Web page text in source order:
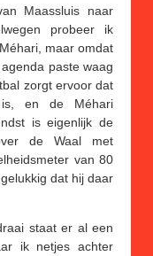
Maassluis naar
probeer ik
maar omdat
paste waag
zorgt ervoor dat
is, en de Méhari
is eigenlijk de
de Waal met
van 80
dat hij daar
staat er al een
ik netjes achter